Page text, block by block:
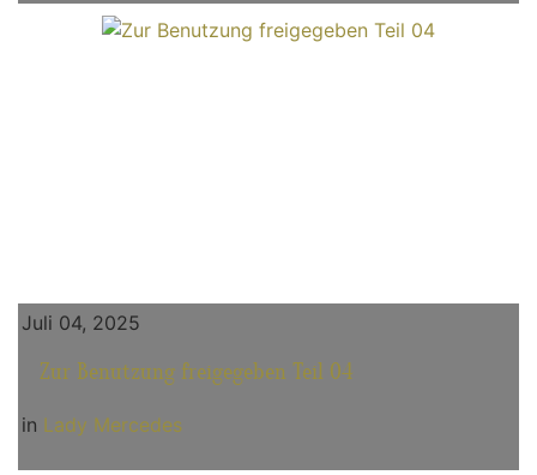
Juli 04, 2025
Zur Benutzung freigegeben Teil 04
in Lady Mercedes